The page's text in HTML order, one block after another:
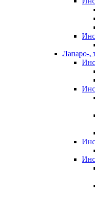
Лапаро-,